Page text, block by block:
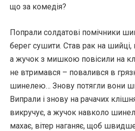
що за комедія?
Попрали солдатові помічники
берег сушити. Став рак на шийці,
а жучок з мишкою повісили на
не втримався – повалився в
шинелею… Знову потягли вони
Випрали і знову на рачачих
викручує, а жучок навколо
махає, вітер наганяє, щоб